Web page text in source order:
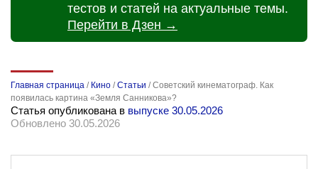
тестов и статей на актуальные темы.
Перейти в Дзен →
Главная страница / Кино /Статьи /Советский кинематограф. Как
появилась картина «Земля Санникова»?
Статья опубликована в выпуске 30.05.2026
Обновлено 30.05.2026